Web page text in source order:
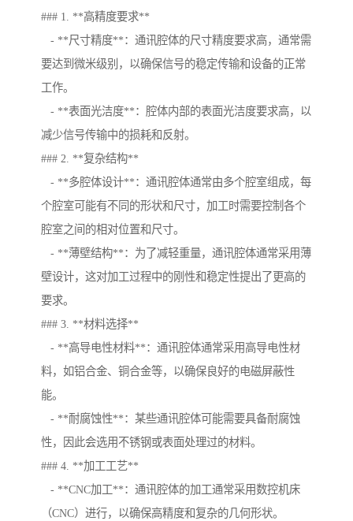
### 1. **高精度要求**
- **尺寸精度**：通讯腔体的尺寸精度要求高，通常需
要达到微米级别，以确保信号的稳定传输和设备的正常
工作。
- **表面光洁度**：腔体内部的表面光洁度要求高，以
减少信号传输中的损耗和反射。
### 2. **复杂结构**
- **多腔体设计**：通讯腔体通常由多个腔室组成，每
个腔室可能有不同的形状和尺寸，加工时需要控制各个
腔室之间的相对位置和尺寸。
- **薄壁结构**：为了减轻重量，通讯腔体通常采用薄
壁设计，这对加工过程中的刚性和稳定性提出了更高的
要求。
### 3. **材料选择**
- **高导电性材料**：通讯腔体通常采用高导电性材
料，如铝合金、铜合金等，以确保良好的电磁屏蔽性
能。
- **耐腐蚀性**：某些通讯腔体可能需要具备耐腐蚀
性，因此会选用不锈钢或表面处理过的材料。
### 4. **加工工艺**
- **CNC加工**：通讯腔体的加工通常采用数控机床
（CNC）进行，以确保高精度和复杂的几何形状。